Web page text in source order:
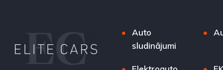
Auto
sludinājumi